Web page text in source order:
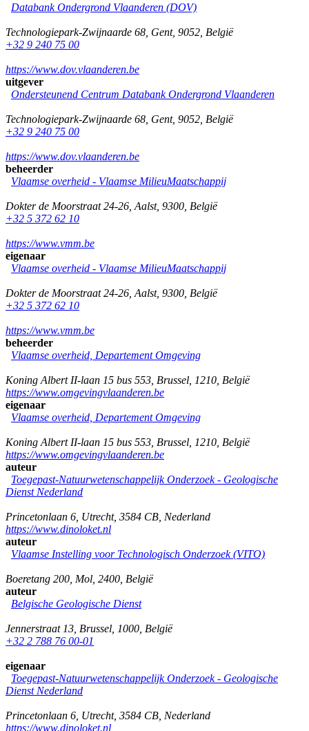
Databank Ondergrond Vlaanderen (DOV)
Technologiepark-Zwijnaarde 68 Gent, 9052 België
+32 9 240 75 00
https://www.dov.vlaanderen.be
uitgever
Ondersteunend Centrum Databank Ondergrond Vlaanderen
Technologiepark-Zwijnaarde 68 Gent, 9052 België
+32 9 240 75 00
https://www.dov.vlaanderen.be
beheerder
Vlaamse overheid - Vlaamse MilieuMaatschappij
Dokter de Moorstraat 24-26 Aalst, 9300 België
+32 5 372 62 10
https://www.vmm.be
eigenaar
Vlaamse overheid - Vlaamse MilieuMaatschappij
Dokter de Moorstraat 24-26 Aalst, 9300 België
+32 5 372 62 10
https://www.vmm.be
beheerder
Vlaamse overheid, Departement Omgeving
Koning Albert II-laan 15 bus 553 Brussel 1210 België
https://www.omgevingvlaanderen.be
eigenaar
Vlaamse overheid, Departement Omgeving
Koning Albert II-laan 15 bus 553 Brussel 1210 België
https://www.omgevingvlaanderen.be
auteur
Toegepast-Natuurwetenschappelijk Onderzoek - Geologische
Dienst Nederland
Princetonlaan 6 Utrecht, 3584 CB Nederland
https://www.dinoloket.nl
auteur
Vlaamse Instelling voor Technologisch Onderzoek (VITO)
Boeretang 200 Mol 2400 België
auteur
Belgische Geologische Dienst
Jennerstraat 13 Brussel 1000 België
+32 2 788 76 00-01
eigenaar
Toegepast-Natuurwetenschappelijk Onderzoek - Geologische
Dienst Nederland
Princetonlaan 6 Utrecht, 3584 CB Nederland
https://www.dinoloket.nl